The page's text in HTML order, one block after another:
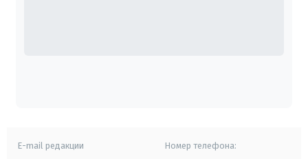
E-mail редакции Номер телефона: